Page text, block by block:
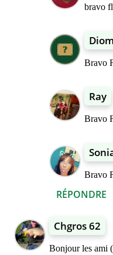
RÉPONDRE
bravo
Bravo
Ray
Bravo
Bravo
Chgros 62
Bonjour les ami